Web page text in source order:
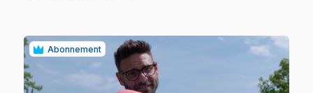
Abonnement